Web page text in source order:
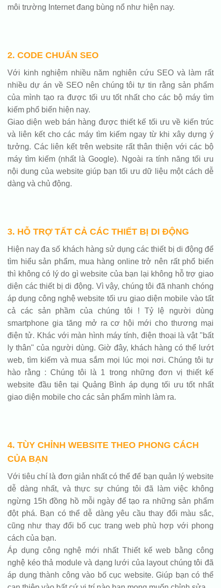
môi trường Internet đang bùng nổ như hiện nay.
2. CODE CHUẨN SEO
Với kinh nghiệm nhiều năm nghiên cứu SEO và làm rất
nhiều dự án về SEO nên chúng tôi tự tin rằng sản phẩm
của mình tạo ra được tối ưu tốt nhất cho các bộ máy tìm
kiếm phổ biến hiện nay.
Giao diện web bán hàng được thiết kế tối ưu về kiến trúc
và liên kết cho các máy tìm kiếm ngay từ khi xây dựng ý
tưởng. Các liên kết trên website rất thân thiện với các bộ
máy tìm kiếm (nhất là Google). Ngoài ra tính năng tối ưu
nội dung của website giúp bạn tối ưu dữ liệu một cách dễ
dàng và chủ động.
3. HỖ TRỢ TẤT CẢ CÁC THIẾT BỊ DI ĐỘNG
Hiện nay đa số khách hàng sử dụng các thiết bị di động để
tìm hiểu sản phẩm, mua hàng online trở nên rất phổ biến
thì không có lý do gì website của bạn lại không hỗ trợ giao
diện các thiết bị di động. Vì vậy, chúng tôi đã nhanh chóng
áp dụng công nghệ website tối ưu giao diện mobile vào tất
cả các sản phầm của chúng tôi ! Tỷ lệ người dùng
smartphone gia tăng mở ra cơ hội mới cho thương mại
điện tử. Khác với màn hình máy tính, điện thoại là vật "bất
ly thân" của người dùng. Giờ đây, khách hàng có thể lướt
web, tìm kiếm và mua sắm mọi lúc mọi nơi. Chúng tôi tự
hào rằng : Chúng tôi là 1 trong những đơn vị thiết kế
website đầu tiên tại Quảng Bình áp dụng tối ưu tốt nhất
giao diện mobile cho các sản phẩm mình làm ra.
4. TÙY CHỈNH WEBSITE THEO PHONG CÁCH
CỦA BẠN
Với tiêu chí là đơn giản nhất có thể để bạn quản lý website
dễ dàng nhất, và thực sự chúng tôi đã làm việc không
ngừng 15h đồng hồ mỗi ngày để tạo ra những sản phẩm
đột phá. Bạn có thể dễ dàng yêu cầu thay đổi màu sắc,
cũng như thay đổi bố cục trang web phù hợp với phong
cách của bạn.
Áp dụng công nghệ mới nhất Thiết kế web bằng công
nghệ kéo thả module và dạng lưới của layout chúng tôi đã
áp dụng thành công vào bố cục website. Giúp bạn có thể